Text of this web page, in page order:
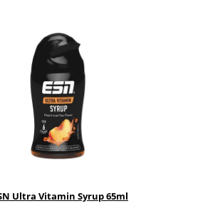
Ultra Vitamin Syrup 65ml